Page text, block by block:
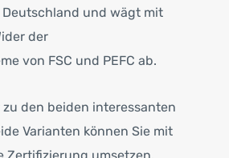
und wägt mit
der
von FSC und PEFC ab.
zu den beiden interessanten
Varianten können Sie mit